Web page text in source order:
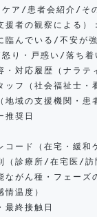
ア/患者会紹介/そ
援者の観察による）：
臨んでいる/不安が
り・戸惑い/落ち着
・対応履歴（ナラテ
ッフ（社会福祉士・
地域の支援機関・患
推奨日
コード（在宅・緩和
（診療所/在宅医/訪
ながん種・フェーズ
情温度）
最終接触日